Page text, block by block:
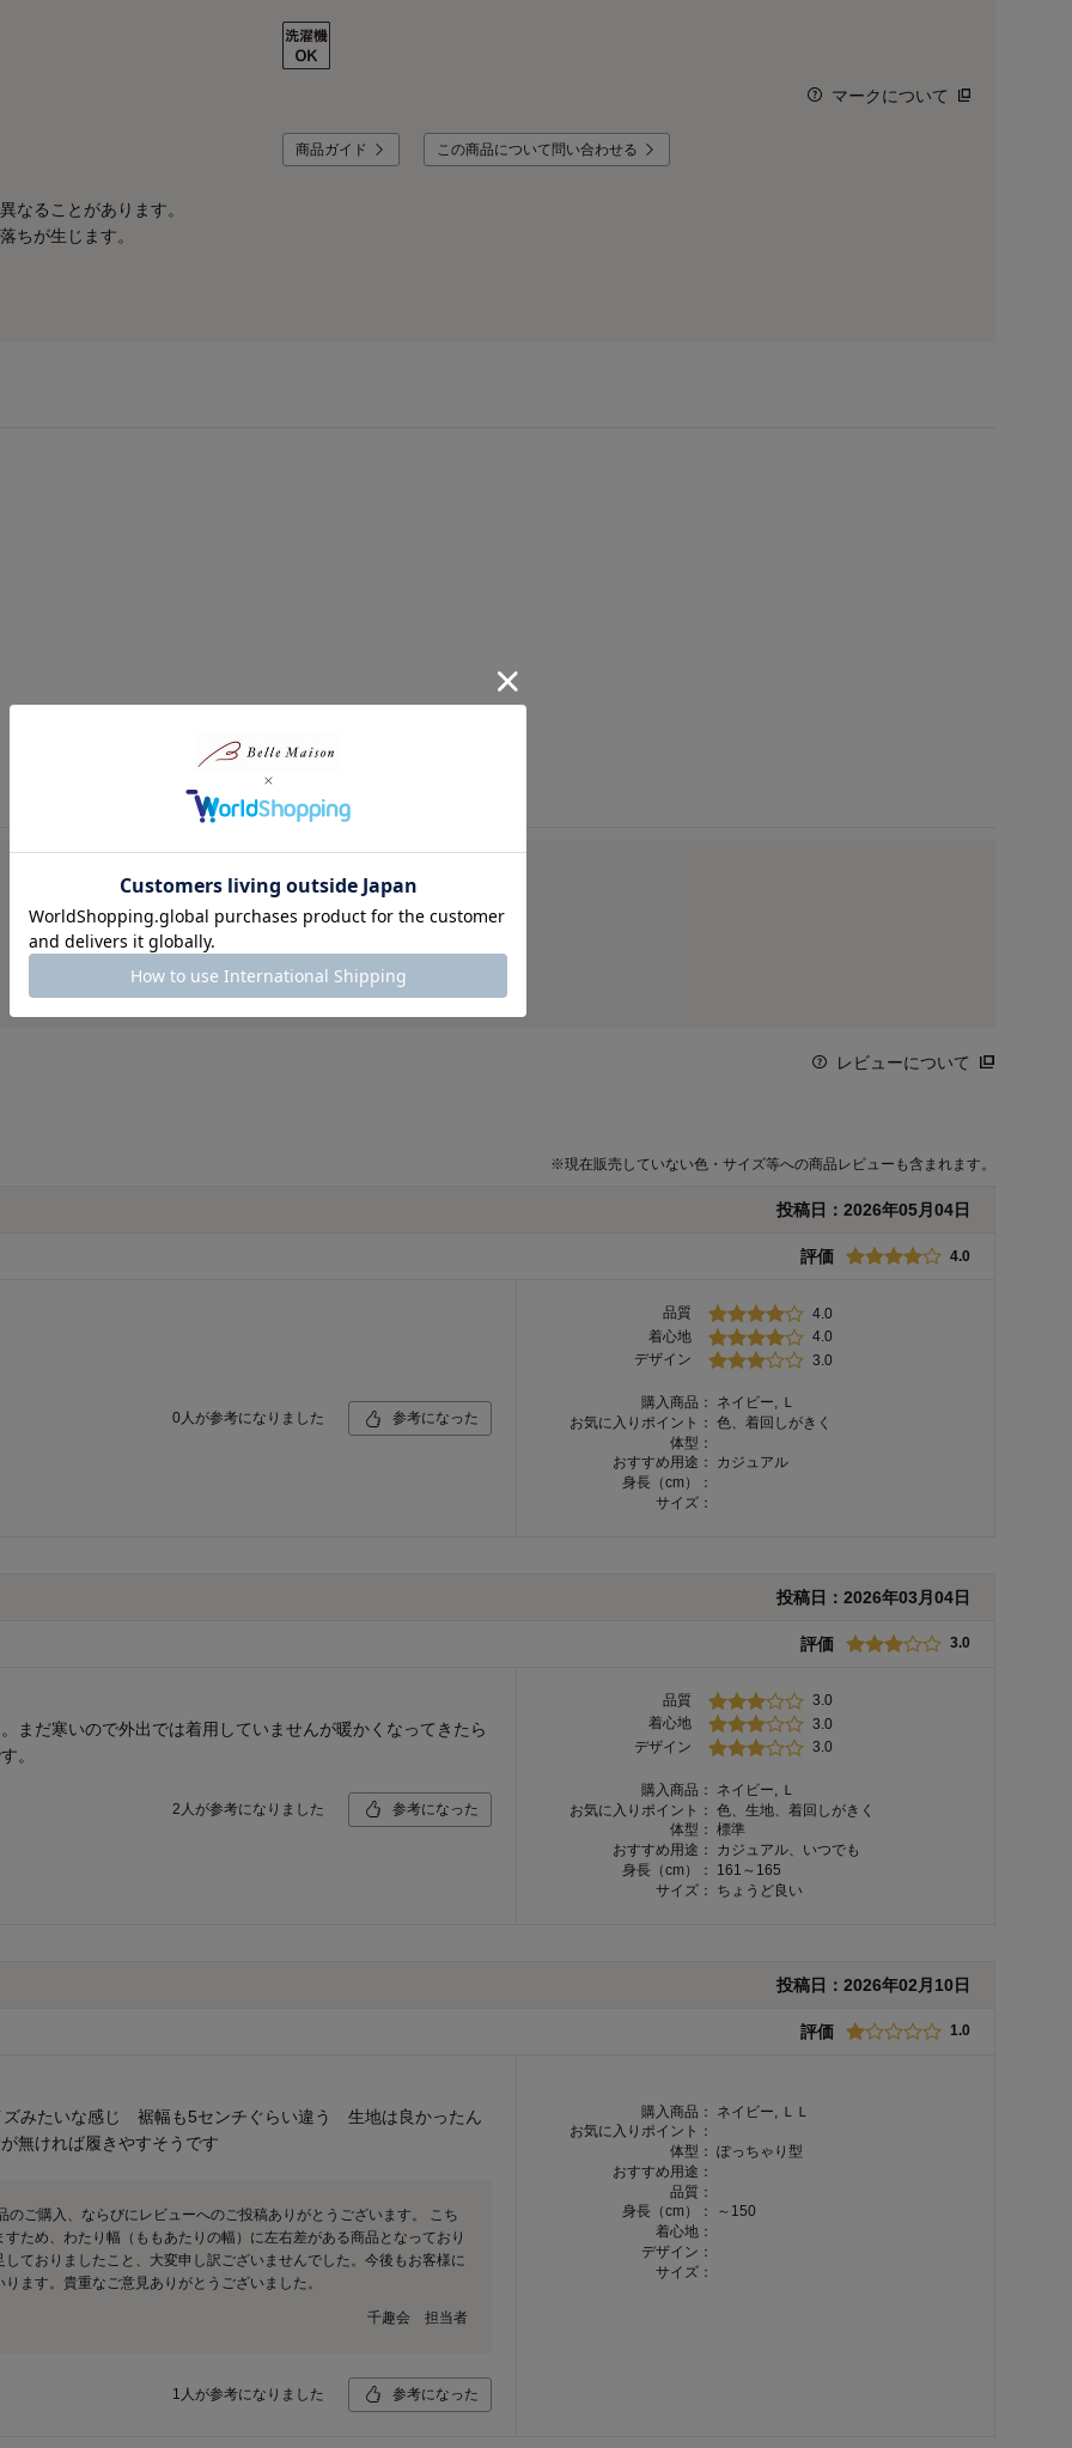
なることがあります。
ちが生じます。
マークについて
商品ガイド この商品について問い合わせる
総合評価
2.8
1人
レビューについて
※現在販売していない色・サイズ等への商品レビューも含まれます。
投稿日： 2026年05月04日
評価 4.0
0 人が参考になりました 参考になった
品質
4.0
着心地
4.0
デザイン
3.0
購入商品：
ネイビー, Ｌ
お気に入りポイント： 色、着回しがきく
体型：
おすすめ用途：
カジュアル
身長（cm）：
サイズ：
投稿日： 2026年03月04日
評価 3.0
だ寒いので外出では着用していませんが暖かくなってきたら
。
2 人が参考になりました 参考になった
品質
3.0
着心地
3.0
デザイン
3.0
購入商品：
ネイビー, Ｌ
お気に入りポイント： 色、生地、着回しがきく
体型： 標準
おすすめ用途：
カジュアル、いつでも
身長（cm）：
161～165
サイズ：
ちょうど良い
投稿日： 2026年02月10日
評価 1.0
みたいな感じ 裾幅も5センチぐらい違う 生地は良かったん
ければ履きやすそうです
ご購入、ならびにレビューへのご投稿ありがとうございます。 こち
ため、わたり幅（ももあたりの幅）に左右差がある商品となっており
ておりましたこと、大変申し訳ございませんでした。今後もお客様に
ます。貴重なご意見ありがとうございました。
千趣会 担当者
1 人が参考になりました 参考になった
購入商品：
ネイビー, ＬＬ
お気に入りポイント：
体型： ぽっちゃり型
おすすめ用途：
品質：
身長（cm）：
～150
着心地：
デザイン：
サイズ：